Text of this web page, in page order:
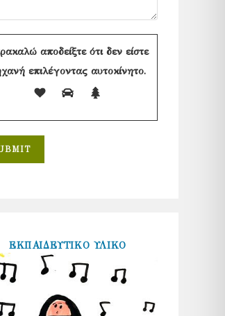
αποδείξτε ότι δεν είστε
επιλέγοντας αυτοκίνητο.
ΕΚΠΑΙΔΕΥΤΙΚΟ ΥΛΙΚΟ